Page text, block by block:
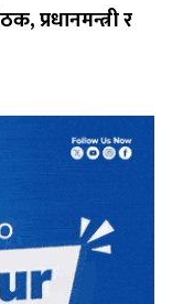
प्रधानमन्त्री र